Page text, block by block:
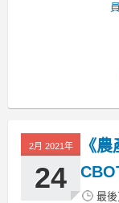
2月 2021年
24
《
最